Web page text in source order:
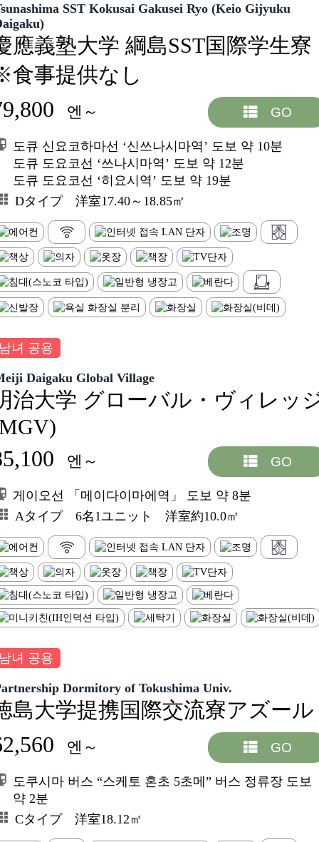
SST Kokusai Gakusei Ryo (Keio Gijyuku
應義塾大学 綱島SST国際学生寮
事提供なし
엔～ GO
도큐 신요코하마선 ‘신쓰나시마역’ 도보 약 10분
도큐 도요코선 ‘쓰나시마역’ 도보 약 12분
도큐 도요코선 ‘히요시역’ 도보 약 19분
Dタイプ 洋室17.40～18.85㎡
녀 공용
Daigaku Global Village
治大学 グローバル・ヴィレッ
엔～ GO
게이오선 「메이다이마에역」 도보 약 8분
Aタイプ 6名1ユニット 洋室約10.0㎡
녀 공용
Dormitory of Tokushima Univ.
島大学提携国際交流寮アズール
엔～ GO
도쿠시마 버스 “스케토 혼초 5초메” 버스 정류장 도보
약 2분
Cタイプ 洋室18.12㎡